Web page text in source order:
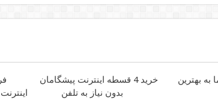
بهترین
خرید 4 قسطه اینترنت پیشگامان
بدون نیاز به تلفن